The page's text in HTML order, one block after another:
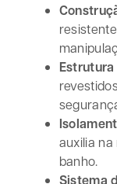
auxilia
banho.
Sistema